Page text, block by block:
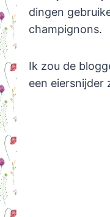
dingen
champignons.
Ik zou de
een eiersnijder